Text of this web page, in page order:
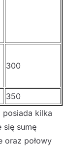
300
350
posiada kilka
się sumę
oraz połowy